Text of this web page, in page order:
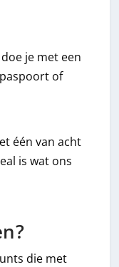
je met een
of
één van acht
is wat ons
die met